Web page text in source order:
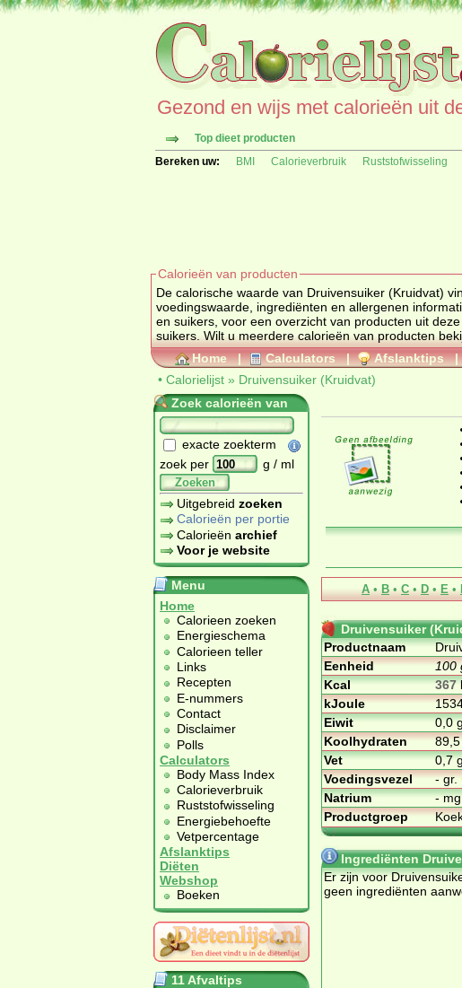
Gezond en wijs met calorieën uit
Top dieet producten
Bereken uw:
BMI Calorieverbruik Ruststofwisseling
Calorieën van producten
De calorische waarde van Druivensuiker (Kruidvat) vindt u
en suikers , voor een overzicht van producten uit
suikers
Home | Calculators | Afslanktips |
• Calorielijst » Druivensuiker (Kruidvat)
Zoek calorieën van
exacte zoekterm
zoek per
g / ml
Zoeken
Uitgebreid zoeken
Calorieën per portie
Calorieën archief
Voor je website
Menu
Home
Calorieen zoeken
Energieschema
Calorieen teller
Links
Recepten
E-nummers
Contact
Disclaimer
Polls
Calculators
Body Mass Index
Calorieverbruik
Ruststofwisseling
Energiebehoefte
Vetpercentage
Afslanktips
Diëten
Webshop
Boeken
11 Afvaltips
A • B • C • D • E •
Druivensuiker
Productnaam
Eenheid
100
Kcal
367
kJoule
Eiwit
0,0
Koolhydraten
Vet
0,7
Voedingsvezel
- gr.
Natrium
-
Productgroep
Ingrediënten
Er zijn voor
geen ingrediënten